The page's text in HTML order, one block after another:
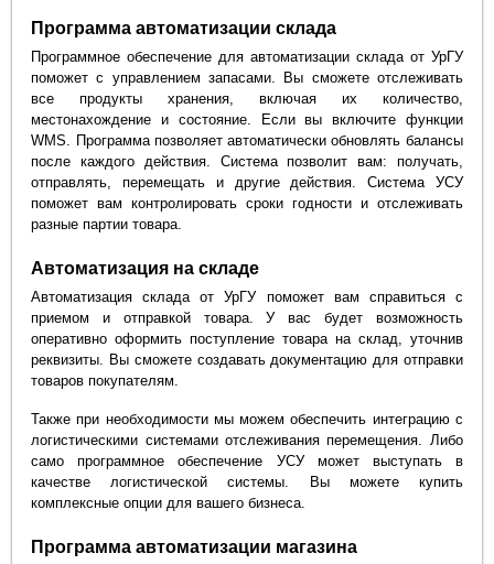
Программа автоматизации склада
Программное обеспечение для автоматизации склада от УрГУ
поможет с управлением запасами. Вы сможете отслеживать
все продукты хранения, включая их количество,
местонахождение и состояние. Если вы включите функции
WMS. Программа позволяет автоматически обновлять балансы
после каждого действия. Система позволит вам: получать,
отправлять, перемещать и другие действия. Система УСУ
поможет вам контролировать сроки годности и отслеживать
разные партии товара.
Автоматизация на складе
Автоматизация склада от УрГУ поможет вам справиться с
приемом и отправкой товара. У вас будет возможность
оперативно оформить поступление товара на склад, уточнив
реквизиты. Вы сможете создавать документацию для отправки
товаров покупателям.
Также при необходимости мы можем обеспечить интеграцию с
логистическими системами отслеживания перемещения. Либо
само программное обеспечение УСУ может выступать в
качестве логистической системы. Вы можете купить
комплексные опции для вашего бизнеса.
Программа автоматизации магазина